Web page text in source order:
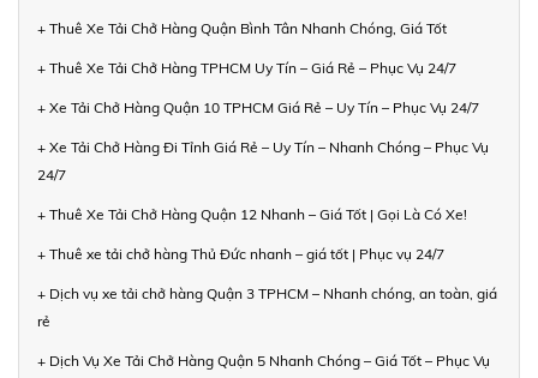
+ Thuê Xe Tải Chở Hàng Quận Bình Tân Nhanh Chóng, Giá Tốt
+ Thuê Xe Tải Chở Hàng TPHCM Uy Tín – Giá Rẻ – Phục Vụ 24/7
+ Xe Tải Chở Hàng Quận 10 TPHCM Giá Rẻ – Uy Tín – Phục Vụ 24/7
+ Xe Tải Chở Hàng Đi Tỉnh Giá Rẻ – Uy Tín – Nhanh Chóng – Phục Vụ
24/7
+ Thuê Xe Tải Chở Hàng Quận 12 Nhanh – Giá Tốt | Gọi Là Có Xe!
+ Thuê xe tải chở hàng Thủ Đức nhanh – giá tốt | Phục vụ 24/7
+ Dịch vụ xe tải chở hàng Quận 3 TPHCM – Nhanh chóng, an toàn, giá
rẻ
+ Dịch Vụ Xe Tải Chở Hàng Quận 5 Nhanh Chóng – Giá Tốt – Phục Vụ